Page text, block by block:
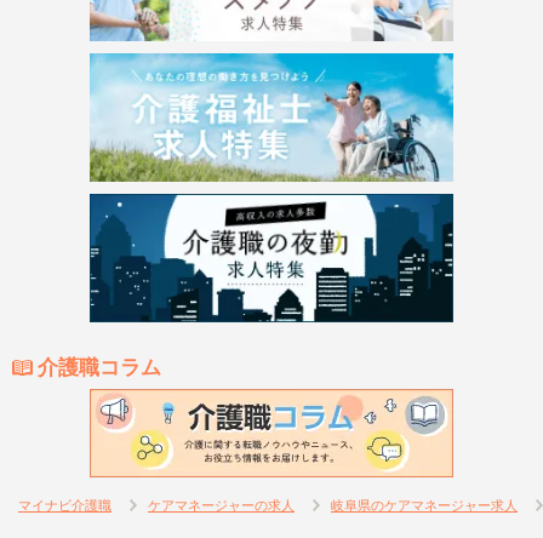
介護職コラム
マイナビ介護職 ケアマネージャーの求人 岐阜県のケアマネージャー求人